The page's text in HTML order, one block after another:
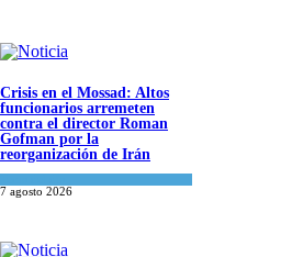
Crisis en el Mossad: Altos
funcionarios arremeten
contra el director Roman
Gofman por la
reorganización de Irán
7 agosto 2026